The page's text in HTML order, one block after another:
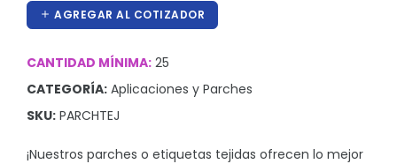
Proteccion e Higiene
ProudPath
Reconocimientos
Regalos por Ocasion
Sombrillas y Paraguas
AGREGAR AL COTIZADOR
CANTIDAD MÍNIMA: 25
CATEGORÍA: Aplicaciones y Parches
SKU: PARCHTEJ
¡Nuestros parches o etiquetas tejidas ofrecen lo mejor